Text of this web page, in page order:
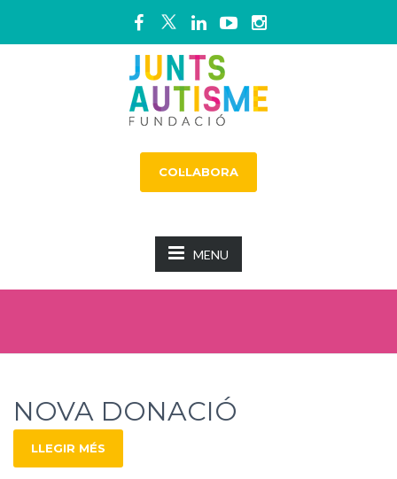
COL·LABORA
MENU
NOVA DONACIÓ
LLEGIR MÉS